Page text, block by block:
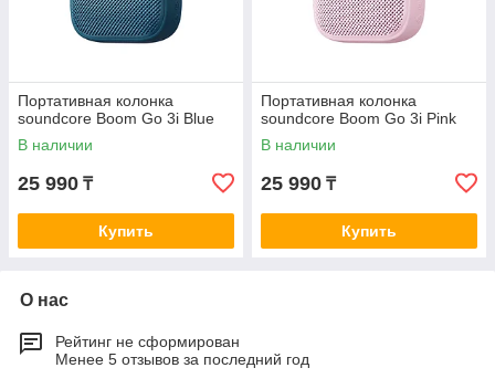
Портативная колонка
soundcore Boom Go 3i Blue
В наличии
25 990 ₸
Купить
Портативная колонка
soundcore Boom Go 3i Pink
В наличии
25 990 ₸
Купить
О нас
Рейтинг не сформирован
Менее 5 отзывов за последний год